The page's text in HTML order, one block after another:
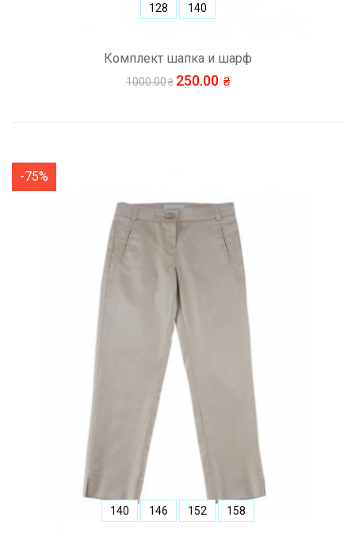
Комплект шапка и шарф
1000.00 250.00
128 140
-75%
140 146 152 158